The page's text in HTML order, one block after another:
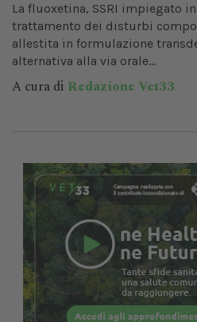
La fluoxetina, SSRI impiegato
trattamento dei disturbi
allestita in formulazione
alternativa alla via orale...
A cura di Redazione Vet33